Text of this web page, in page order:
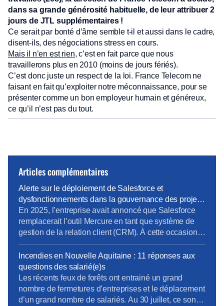
dans sa grande générosité habituelle, de leur attribuer 2
jours de JTL supplémentaires !
Ce serait par bonté d’âme semble t-il et aussi dans le cadre,
disent-ils, des négociations stress en cours.
Mais il n’en est rien, c’est en fait parce que nous
travaillerons plus en 2010 (moins de jours fériés).
C’est donc juste un respect de la loi. France Telecom ne
faisant en fait qu’exploiter notre méconnaissance, pour se
présenter comme un bon employeur humain et généreux,
ce qu’il n’est pas du tout.
Articles complémentaires
Alerte sur le déploiement de Salesforce et
dysfonctionnements dans la gouvernance des projets
métiers
En 2025, l’entreprise avait annoncé que Salesforce
remplacerait l’outil Mercure en tant que système de
gestion de la relation client (CRM). À cette occasion,
la Direction Pro-PME et la Direction du Système
d’Information (DSI) avaient sollicité chaque métier
pour élaborer un cahier des charges rigoureux,
destiné à prendre en compte les besoins terrain
spécifiques de […]
Incendies en Nouvelle Aquitaine : 11 réponses aux
questions des salarié(e)s
Les récents feux de forêts ont entrainé un grand
nombre de fermetures d’entreprises et le déplacement
d’un grand nombre de salariés. Au 30 juillet, ce sont